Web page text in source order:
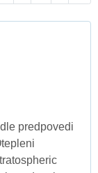
predpovedi